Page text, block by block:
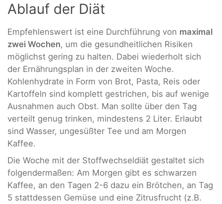
Ablauf der Diät
Empfehlenswert ist eine Durchführung von maximal
zwei Wochen, um die gesundheitlichen Risiken
möglichst gering zu halten. Dabei wiederholt sich
der Ernährungsplan in der zweiten Woche.
Kohlenhydrate in Form von Brot, Pasta, Reis oder
Kartoffeln sind komplett gestrichen, bis auf wenige
Ausnahmen auch Obst. Man sollte über den Tag
verteilt genug trinken, mindestens 2 Liter. Erlaubt
sind Wasser, ungesüßter Tee und am Morgen
Kaffee.
Die Woche mit der Stoffwechseldiät gestaltet sich
folgendermaßen: Am Morgen gibt es schwarzen
Kaffee, an den Tagen 2-6 dazu ein Brötchen, an Tag
5 stattdessen Gemüse und eine Zitrusfrucht (z.B.